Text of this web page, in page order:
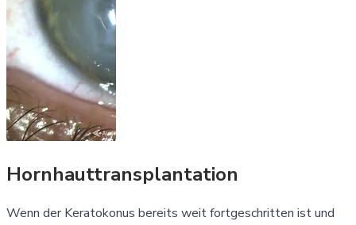
Hornhauttransplantation
Wenn der Keratokonus bereits weit fortgeschritten ist und